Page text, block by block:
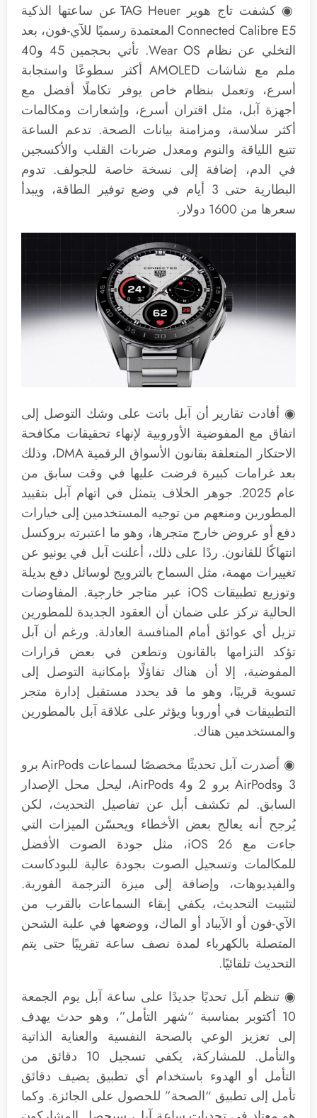
◉ كشفت تاج هوير TAG Heuer عن ساعتها الذكية
Connected Calibre E5 المعتمدة رسميًا للآي-فون، بعد
التخلي عن نظام Wear OS. تأتي بحجمين 45 و40
ملم مع شاشات AMOLED أكثر سطوعًا واستجابة
أسرع، وتعمل بنظام خاص يوفر تكاملًا أفضل مع
أجهزة آبل، مثل اقتران أسرع، وإشعارات ومكالمات
أكثر سلاسة، ومزامنة بيانات الصحة. تدعم الساعة
تتبع اللياقة والنوم ومعدل ضربات القلب والأكسجين
في الدم، إضافة إلى نسخة خاصة للجولف. تدوم
البطارية حتى 3 أيام في وضع توفير الطاقة، ويبدأ
سعرها من 1600 دولار.
◉ أفادت تقارير أن آبل باتت على وشك التوصل إلى
اتفاق مع المفوضية الأوروبية لإنهاء تحقيقات مكافحة
الاحتكار المتعلقة بقانون الأسواق الرقمية DMA، وذلك
بعد غرامات كبيرة فرضت عليها في وقت سابق من
عام 2025. جوهر الخلاف يتمثل في اتهام آبل بتقييد
المطورين ومنعهم من توجيه المستخدمين إلى خيارات
دفع أو عروض خارج متجرها، وهو ما اعتبرته بروكسل
انتهاكًا للقانون. ردًا على ذلك، أعلنت آبل في يونيو عن
تغييرات مهمة، مثل السماح بالترويج لوسائل دفع بديلة
وتوزيع تطبيقات iOS عبر متاجر خارجية. المفاوضات
الحالية تركز على ضمان أن العقود الجديدة للمطورين
تزيل أي عوائق أمام المنافسة العادلة. ورغم أن آبل
تؤكد التزامها بالقانون وتطعن في بعض قرارات
المفوضية، إلا أن هناك تفاؤلًا بإمكانية التوصل إلى
تسوية قريبًا، وهو ما قد يحدد مستقبل إدارة متجر
التطبيقات في أوروبا ويؤثر على علاقة آبل بالمطورين
والمستخدمين هناك.
◉ أصدرت آبل تحديثًا مخصصًا لسماعات AirPods برو
3 وAirPods برو 2 وAirPods 4، ليحل محل الإصدار
السابق. لم تكشف أبل عن تفاصيل التحديث، لكن
يُرجح أنه يعالج بعض الأخطاء ويحسّن الميزات التي
جاءت مع iOS 26، مثل جودة الصوت الأفضل
للمكالمات وتسجيل الصوت بجودة عالية للبودكاست
والفيديوهات، وإضافة إلى ميزة الترجمة الفورية.
لتثبيت التحديث، يكفي إبقاء السماعات بالقرب من
الآي-فون أو الآيباد أو الماك، ووضعها في علبة الشحن
المتصلة بالكهرباء لمدة نصف ساعة تقريبًا حتى يتم
التحديث تلقائيًا.
◉ تنظم آبل تحديًا جديدًا على ساعة آبل يوم الجمعة
10 أكتوبر بمناسبة “شهر التأمل”، وهو حدث يهدف
إلى تعزيز الوعي بالصحة النفسية والعناية الذاتية
والتأمل. للمشاركة، يكفي تسجيل 10 دقائق من
التأمل أو الهدوء باستخدام أي تطبيق يضيف دقائق
تأمل إلى تطبيق “الصحة” للحصول على الجائزة. وكما